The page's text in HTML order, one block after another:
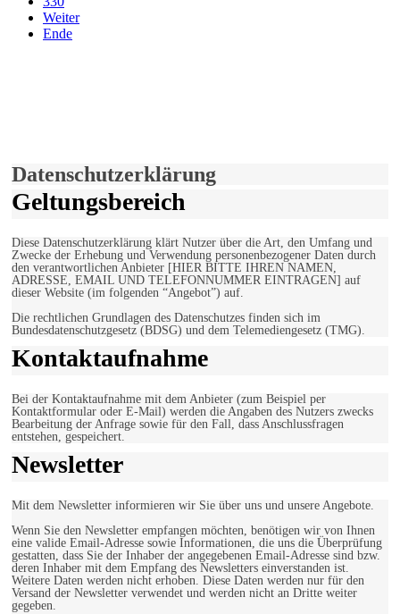
Weiter
Ende
Datenschutzerklärung
Geltungsbereich
Diese Datenschutzerklärung klärt Nutzer über die Art, den Umfang und
Zwecke der Erhebung und Verwendung personenbezogener Daten durch
den verantwortlichen Anbieter [HIER BITTE IHREN NAMEN,
ADRESSE, EMAIL UND TELEFONNUMMER EINTRAGEN] auf
dieser Website (im folgenden “Angebot”) auf.
Die rechtlichen Grundlagen des Datenschutzes finden sich im
Bundesdatenschutzgesetz (BDSG) und dem Telemediengesetz (TMG).
Kontaktaufnahme
Bei der Kontaktaufnahme mit dem Anbieter (zum Beispiel per
Kontaktformular oder E-Mail) werden die Angaben des Nutzers zwecks
Bearbeitung der Anfrage sowie für den Fall, dass Anschlussfragen
entstehen, gespeichert.
Newsletter
Mit dem Newsletter informieren wir Sie über uns und unsere Angebote.
Wenn Sie den Newsletter empfangen möchten, benötigen wir von Ihnen
eine valide Email-Adresse sowie Informationen, die uns die Überprüfung
gestatten, dass Sie der Inhaber der angegebenen Email-Adresse sind bzw.
deren Inhaber mit dem Empfang des Newsletters einverstanden ist.
Weitere Daten werden nicht erhoben. Diese Daten werden nur für den
Versand der Newsletter verwendet und werden nicht an Dritte weiter
gegeben.